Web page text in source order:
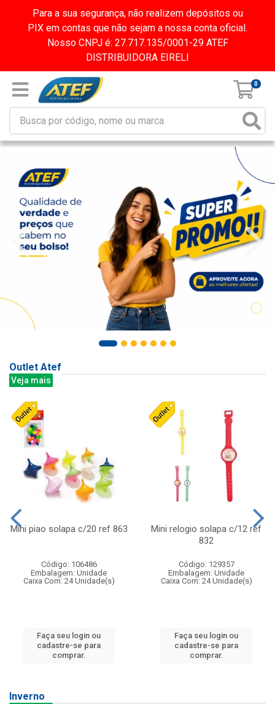
Para a sua segurança, não realizem depósitos ou
PIX em contas que não sejam a nossa conta oficial.
Nosso CNPJ é: 27.717.135/0001-29 ATEF
DISTRIBUIDORA EIRELI
0
Outlet Atef
Veja mais
Mini piao solapa c/20 ref 863
Código: 106486
Embalagem: Unidade
Caixa Com: 24 Unidade(s)
Faça seu login ou
cadastre-se para
comprar.
Mini relogio solapa c/12 ref
832
Código: 129357
Embalagem: Unidade
Caixa Com: 24 Unidade(s)
Faça seu login ou
cadastre-se para
comprar.
Inverno